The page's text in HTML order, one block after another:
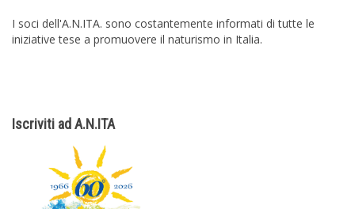
I soci dell'A.N.ITA. sono costantemente informati di tutte le
iniziative tese a promuovere il naturismo in Italia.
Iscriviti ad A.N.ITA